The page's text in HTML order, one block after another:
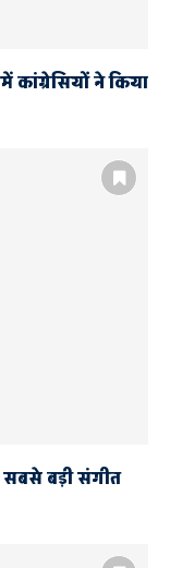
कांग्रेसियों ने किया
सबसे बड़ी संगीत